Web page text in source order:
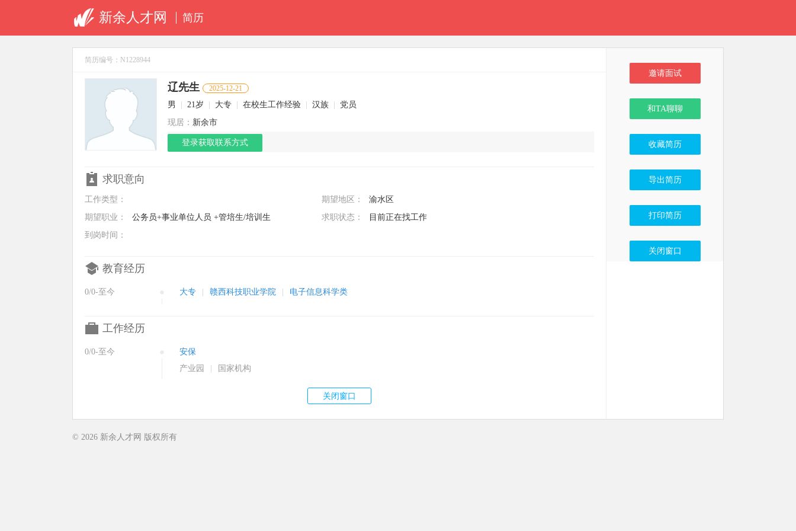
新余人才网 简历
简历编号：N1228944
辽先生 2025-12-21
男 21岁 大专 在校生工作经验 汉族
党员
现居： 新余市
登录获取联系方式
求职意向
工作类型： 期望地区：
渝水区
期望职业：
公务员+事业单位人员 +管培生/培训生 求职状态：
目前正在找工作
到岗时间：
教育经历
0/0-至今 大专 赣西科技职业学院 电子信息科学类
工作经历
0/0-至今
安保
产业园
国家机构
邀请面试
和TA聊聊
收藏简历
导出简历
打印简历
关闭窗口
© 2026 新余人才网 版权所有